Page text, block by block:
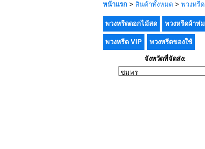
หน้าแรก > สินค้าทั้งหมด > พวงหรีด
พวงหรีดดอกไม้สด พวงหรีดผ้าห่ม
พวงหรีด VIP พวงหรีดของใช้
จังหวัดที่จัดส่ง: